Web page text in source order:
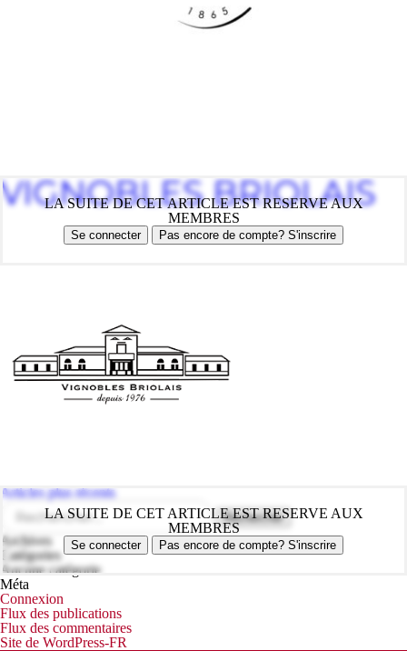
LA SUITE DE CET ARTICLE EST RESERVE AUX
MEMBRES
Se connecter Pas encore de compte? S'inscrire
VIGNOBLES BRIOLAIS
LA SUITE DE CET ARTICLE EST RESERVE AUX
MEMBRES
Se connecter Pas encore de compte? S'inscrire
Navigation
articles
Articles plus récents
Rechercher :
Archives
Catégories
Aucune catégorie
Méta
Connexion
Flux des publications
Flux des commentaires
Site de WordPress-FR